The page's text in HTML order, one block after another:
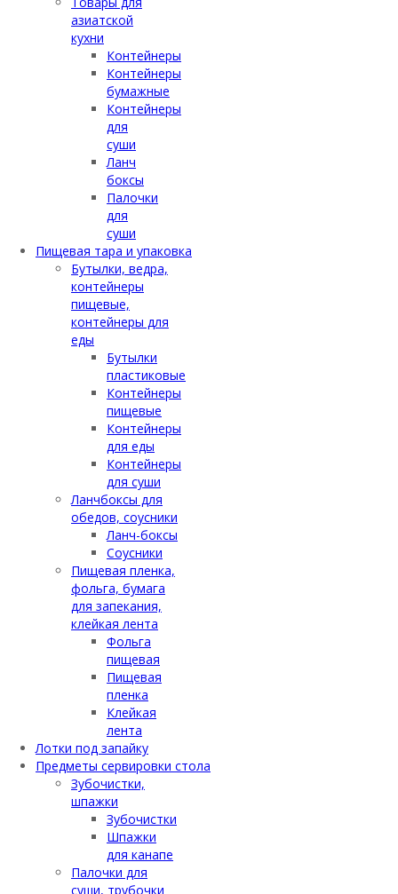
азиатской
кухни
Контейнеры
Контейнеры
бумажные
Контейнеры
для
суши
Ланч
боксы
Палочки
для
суши
Пищевая тара и упаковка
Бутылки, ведра,
контейнеры
пищевые,
контейнеры для
еды
Бутылки
пластиковые
Контейнеры
пищевые
Контейнеры
для еды
Контейнеры
для суши
Ланчбоксы для
обедов, соусники
Ланч-боксы
Соусники
Пищевая пленка,
фольга, бумага
для запекания,
клейкая лента
Фольга
пищевая
Пищевая
пленка
Клейкая
лента
Лотки под запайку
Предметы сервировки стола
Зубочистки,
шпажки
Зубочистки
Шпажки
для канапе
Палочки для
суши, трубочки